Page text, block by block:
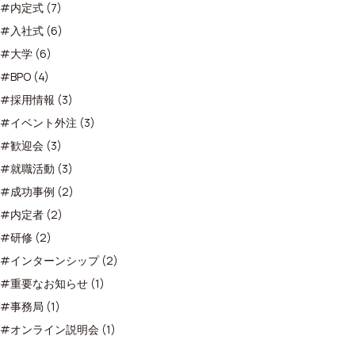
#内定式 (7)
#入社式 (6)
#大学 (6)
#BPO (4)
#採用情報 (3)
#イベント外注 (3)
#歓迎会 (3)
#就職活動 (3)
#成功事例 (2)
#内定者 (2)
#研修 (2)
#インターンシップ (2)
#重要なお知らせ (1)
#事務局 (1)
#オンライン説明会 (1)